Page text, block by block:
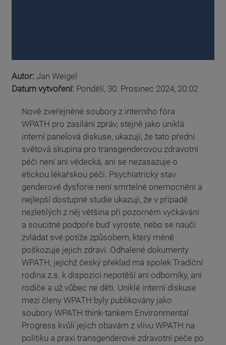
Autor: Jan Weigel
Datum vytvoření: Pondělí, 30. Prosinec 2024, 20:02
Nově zveřejněné soubory z interního fóra
WPATH pro zasílání zpráv, stejně jako uniklá
interní panelová diskuse, ukazují, že tato přední
světová skupina pro transgenderovou zdravotní
péči není ani vědecká, ani se nezasazuje o
etickou lékařskou péči. Psychiatrický stav
genderové dysforie není smrtelné onemocnění a
nejlepší dostupné studie ukazují, že v případě
nezletilých z něj většina při pozorném vyčkávání
a soucitné podpoře buď vyroste, nebo se naučí
zvládat své potíže způsobem, který méně
poškozuje jejich zdraví. Odhalené dokumenty
WPATH, jejichž český překlad má spolek Tradiční
rodina z.s. k dispozici nepotěší ani odborníky, ani
rodiče a už vůbec ne děti. Uniklé interní diskuse
mezi členy WPATH byly publikovány jako
soubory WPATH think-tankem Environmental
Progress kvůli jejich obavám z vlivu WPATH na
politiku a praxi transgenderové zdravotní péče po